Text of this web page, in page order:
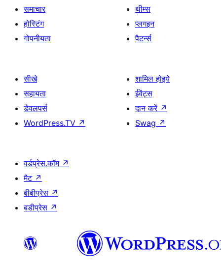
समाचार
होस्टिंग
गोपनीयता
थीम्स
प्लगइन
पैटर्न्स
सीखे
सहायता
डेवलपर्स
WordPress.TV ↗
शामिल होइये
ईवेंट्स
दान करें ↗
Swag ↗
वर्डप्रेस.कॉम ↗
मैट ↗
बीबीप्रेस ↗
बडीप्रेस ↗